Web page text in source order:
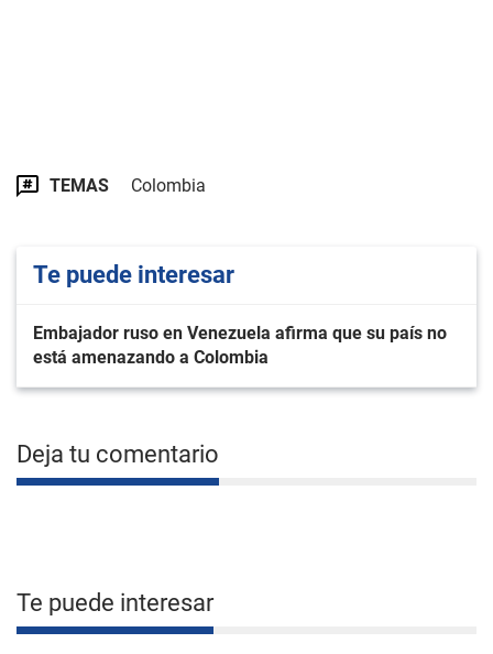
TEMAS Colombia
Te puede interesar
Embajador ruso en Venezuela afirma que su país no
está amenazando a Colombia
Deja tu comentario
Te puede interesar